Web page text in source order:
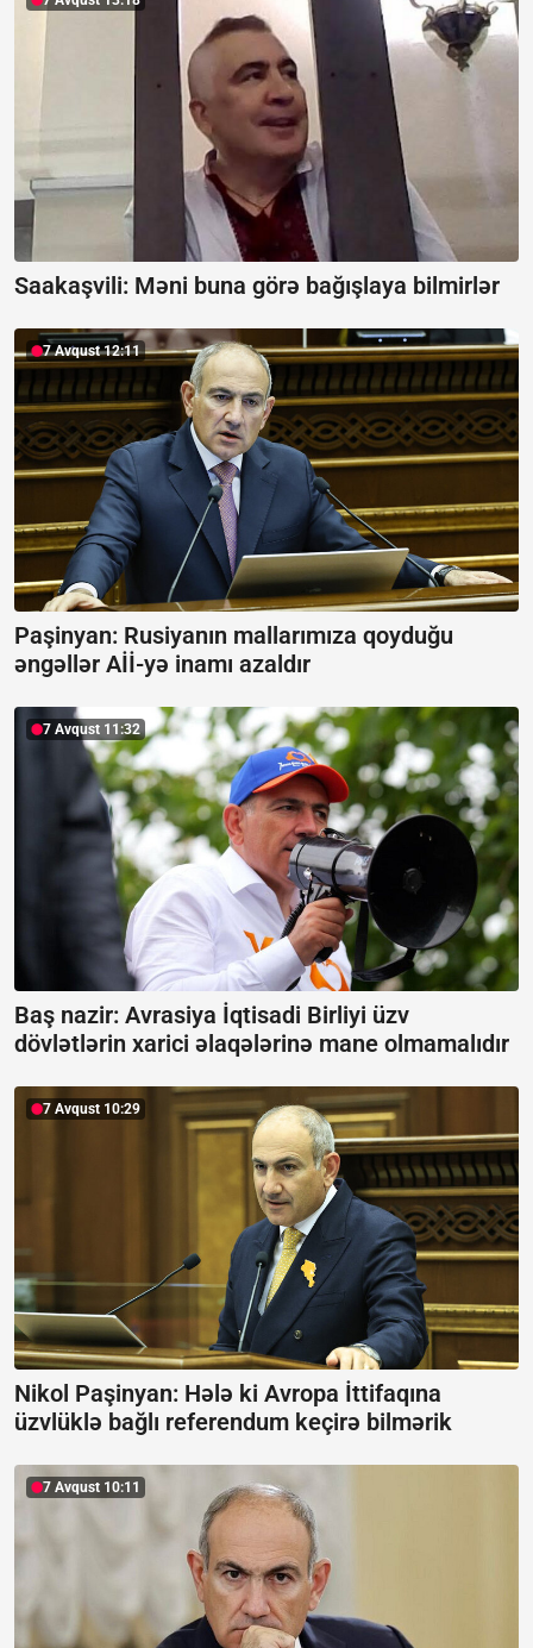
Saakaşvili: Məni buna görə bağışlaya bilmirlər
7 Avqust 12:11
Paşinyan: Rusiyanın mallarımıza qoyduğu
əngəllər Aİİ-yə inamı azaldır
7 Avqust 11:32
Baş nazir: Avrasiya İqtisadi Birliyi üzv
dövlətlərin xarici əlaqələrinə mane olmamalıdır
7 Avqust 10:29
Nikol Paşinyan: Hələ ki Avropa İttifaqına
üzvlüklə bağlı referendum keçirə bilmərik
7 Avqust 10:11